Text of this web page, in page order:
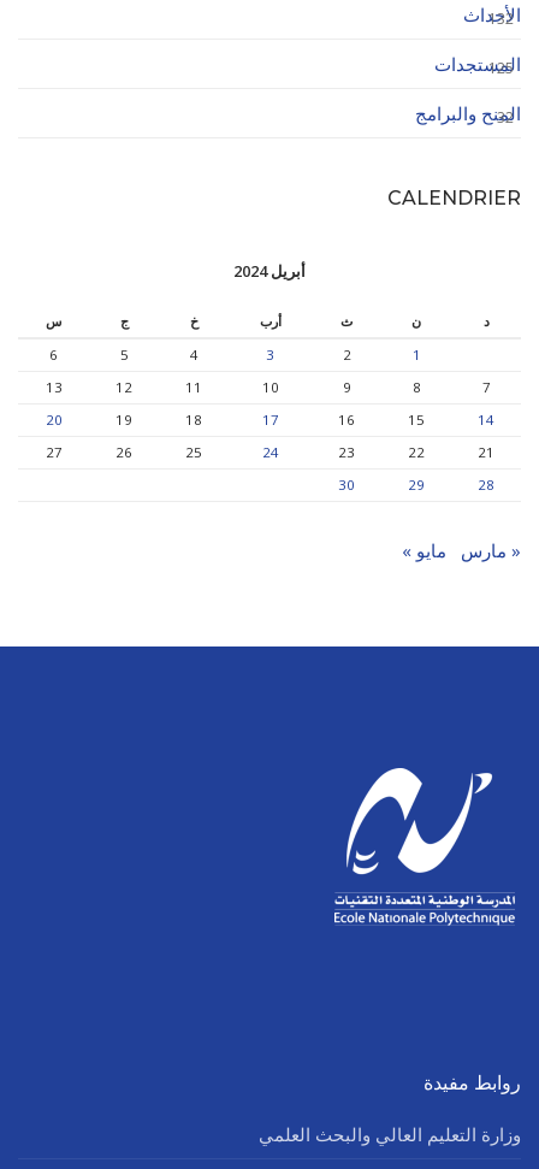
الأحداث
132
المستجدات
125
المنح والبرامج
32
CALENDRIER
أبريل 2024
د ن ث أرب خ ج
س
1
2
3
4
5
6
7
8
9
10
11
12
13
14
15
16
17
18
19
20
21
22
23
24
25
26
27
28
29
30
« مارس مايو »
روابط مفيدة
وزارة التعليم العالي والبحث العلمي